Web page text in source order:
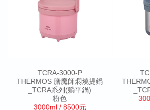
TCRA-3000-P
THERMOS 膳魔師燜燒提鍋
_TCRA系列(躺平鍋)
粉色
3000ml / 8500元